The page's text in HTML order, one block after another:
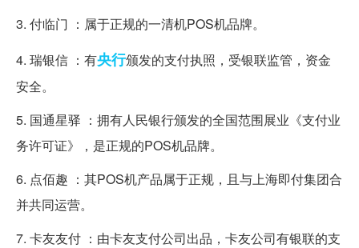
3. 付临门 ：属于正规的一清机POS机品牌。
4. 瑞银信 ：有央行颁发的支付执照，受银联监管，资金
安全。
5. 国通星驿 ：拥有人民银行颁发的全国范围展业《支付业
务许可证》，是正规的POS机品牌。
6. 点佰趣 ：其POS机产品属于正规，且与上海即付集团合
并共同运营。
7. 卡友友付 ：由卡友支付公司出品，卡友公司有银联的支